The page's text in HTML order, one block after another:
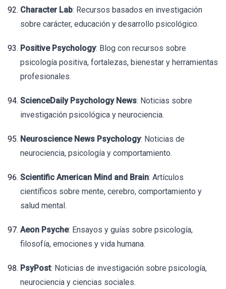
Character Lab: Recursos basados en investigación
sobre carácter, educación y desarrollo psicológico.
Positive Psychology: Blog con recursos sobre
psicología positiva, fortalezas, bienestar y herramientas
profesionales.
ScienceDaily Psychology News: Noticias sobre
investigación psicológica y neurociencia.
Neuroscience News Psychology: Noticias de
neurociencia, psicología y comportamiento.
Scientific American Mind and Brain: Artículos
científicos sobre mente, cerebro, comportamiento y
salud mental.
Aeon Psyche: Ensayos y guías sobre psicología,
filosofía, emociones y vida humana.
PsyPost: Noticias de investigación sobre psicología,
neurociencia y ciencias sociales.